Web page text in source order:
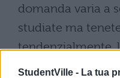
StudentVille - La tua
domanda varia a
studiate ma
tendenzialmente,
quest’anno va